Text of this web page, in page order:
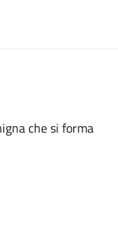
che si forma